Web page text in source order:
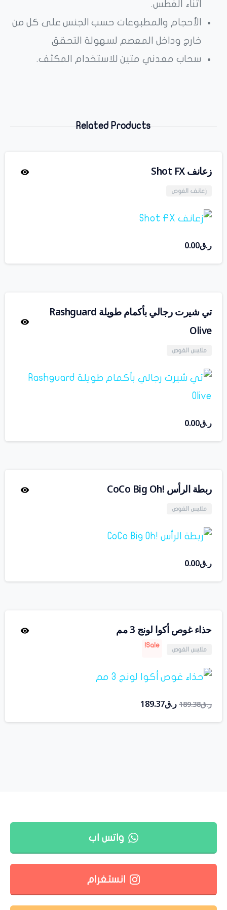
أثناء الغطس.
الأحجام والمطبوعات حسب الجنس على كل من
خارج وداخل المعصم لسهولة التحقق
سحاب معدني متين للاستخدام المكثف.
Related Products
زعانف Shot FX
زعانف الغوص
ر.ق0.00
تي شيرت رجالي بأكمام طويلة Rashguard
Olive
ملابس الغوص
ر.ق0.00
ربطة الرأس !CoCo Big Oh
ملابس الغوص
ر.ق0.00
حذاء غوص أكوا لونج 3 مم
ملابس الغوص
Sale!
ر.ق189.38 ر.ق189.37
واتس اب
انستغرام